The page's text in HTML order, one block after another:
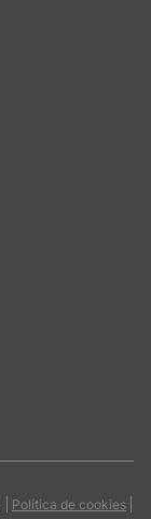
Política de cookies